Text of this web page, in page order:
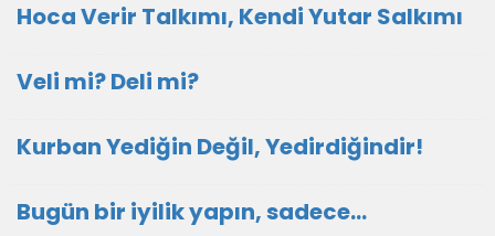
Hoca Verir Talkımı, Kendi Yutar Salkımı
Veli mi? Deli mi?
Kurban Yediğin Değil, Yedirdiğindir!
Bugün bir iyilik yapın, sadece...